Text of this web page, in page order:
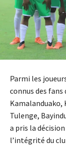
Parmi les
connus des fans
Kamalanduako,
Tulenge,
a pris la
l’intégrité du